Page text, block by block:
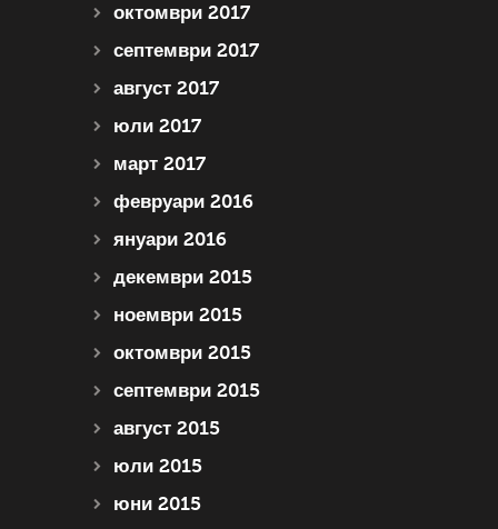
октомври 2017
септември 2017
август 2017
юли 2017
март 2017
февруари 2016
януари 2016
декември 2015
ноември 2015
октомври 2015
септември 2015
август 2015
юли 2015
юни 2015